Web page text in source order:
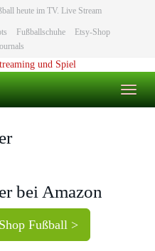
heute im TV. Live Stream
Fußballschuhe
Etsy-Shop
Toggle
bei Amazon
Fußball >